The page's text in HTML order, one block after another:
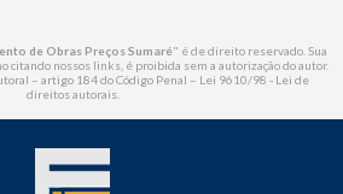
de Obras Preços Sumaré" é de direito reservado. Sua
citando nossos links, é proibida sem a autorização do autor.
– artigo 184 do Código Penal – Lei 9610/98 - Lei de
direitos autorais.